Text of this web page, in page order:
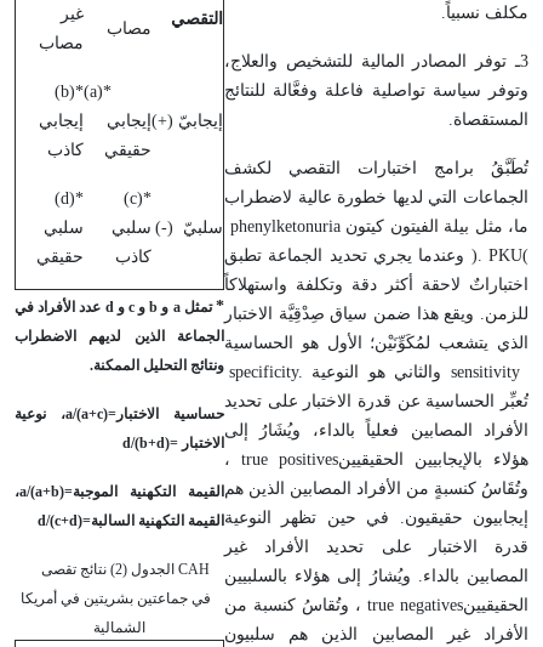
التقصي
مصاب
غير
مصاب
إيجابيّ (+)
*(
a
)
إيجابي
حقيقي
*(
b
)
إيجابي
كاذب
سلبيّ (-)
*(
c
)
سلبي
كاذب
*(
d
)
سلبي
حقيقي
*تمثلa و b و c وd عدد الأفراد في
الجماعة الذين لديهم الاضطراب
ونتائج التحليل الممكنة.
حساسية الاختبار=a/(a+c)، نوعية
الاختبار =d/(b+d)
القيمة التكهنية الموجبة=a/(a+b)،
القيمة التكهنية السالبة=d/(c+d)
CAH الجدول (2) نتائج تقصى
في جماعتين بشريتين في أمريكا
الشمالية
مكلف نسبياً.
3ـ توفر المصادر المالية للتشخيص والعلاج،
وتوفر سياسة تواصلية فاعلة وفعَّالة للنتائج
المستقصاة.
تُطَبَّقُ برامج اختبارات التقصي لكشف
الجماعات التي لديها خطورة عالية لاضطراب
ما، مثل بيلة الفيتون كيتونphenylketonuria
(
PKU
). وعندما يجري تحديد الجماعة تطبق
اختباراتٌ لاحقة أكثر دقة وتكلفة واستهلاكاً
للزمن. ويقع هذا ضمن سياق صِدْقِيَّة الاختبار
الذي يتشعب لمُكَوِّنَيْن؛ الأول هو الحساسية
sensitivity والثاني هو النوعية specificity.
تُعبِّر الحساسية عن قدرة الاختبار على تحديد
الأفراد المصابين فعلياً بالداء، ويُشَارُ إلى
هؤلاء بالإيجابيين الحقيقيينtrue positives ،
وتُقَاسُ كنسبةٍ من الأفراد المصابين الذين هم
إيجابيون حقيقيون. في حين تظهر النوعية
قدرة الاختبار على تحديد الأفراد غير
المصابين بالداء. ويُشارُ إلى هؤلاء بالسلبيين
الحقيقيينtrue negatives ، وتُقاسُ كنسبة من
الأفراد غير المصابين الذين هم سلبيون